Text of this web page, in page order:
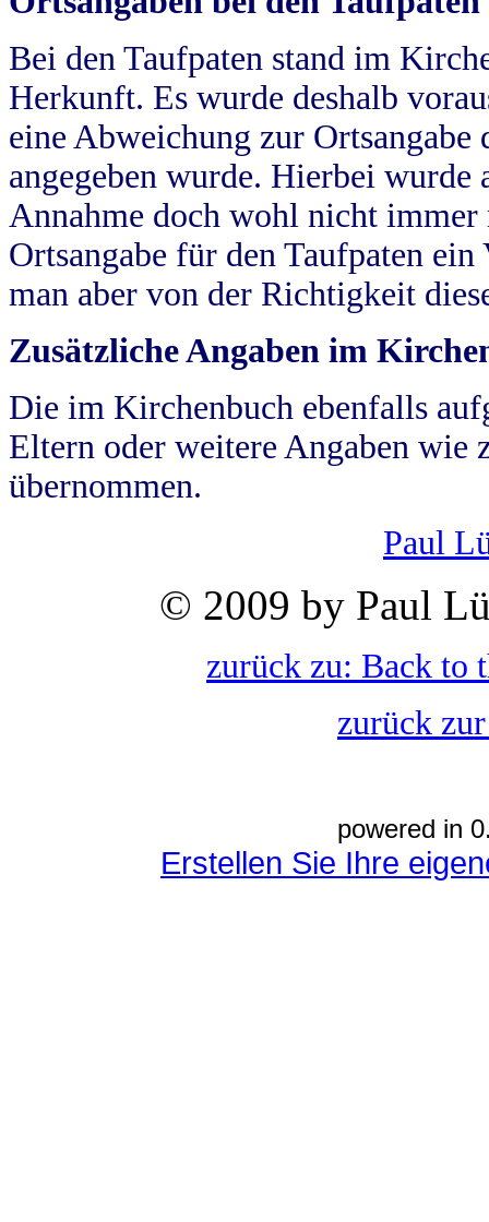
Bei den Taufpaten stand im
Herkunft. Es wurde deshalb
eine Abweichung zur
angegeben wurde. Hierbei wurde
Annahme doch wohl nicht
Ortsangabe für den Taufpaten
man aber von der Richtigkeit
Zusätzliche Angaben im
Die im Kirchenbuch ebenfalls
Eltern oder weitere Angaben wie
übernommen.
Paul
© 2009 by Paul
zurück zu: Back to
zurück
powered in
Erstellen Sie Ihre